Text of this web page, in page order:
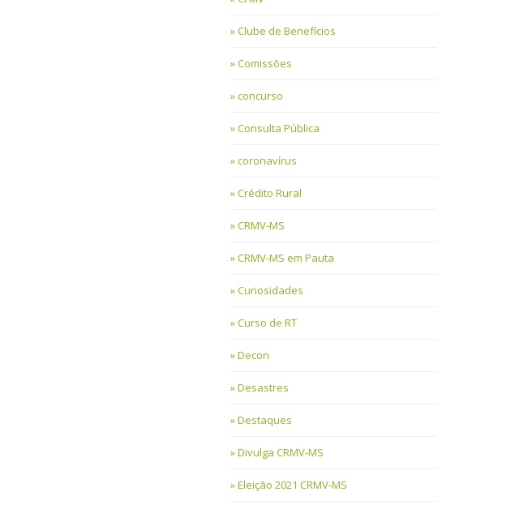
Clube de Benefícios
Comissões
concurso
Consulta Pública
coronavírus
Crédito Rural
CRMV-MS
CRMV-MS em Pauta
Curiosidades
Curso de RT
Decon
Desastres
Destaques
Divulga CRMV-MS
Eleição 2021 CRMV-MS